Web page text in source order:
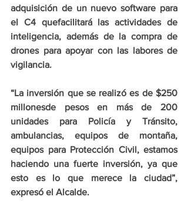
adquisición de un nuevo software para
el C4 quefacilitará las actividades de
inteligencia, además de la compra de
drones para apoyar con las labores de
vigilancia.
“La inversión que se realizó es de $250
millonesde pesos en más de 200
unidades para Policía y Tránsito,
ambulancias, equipos de montaña,
equipos para Protección Civil, estamos
haciendo una fuerte inversión, ya que
esto es lo que merece la ciudad”,
expresó el Alcalde.